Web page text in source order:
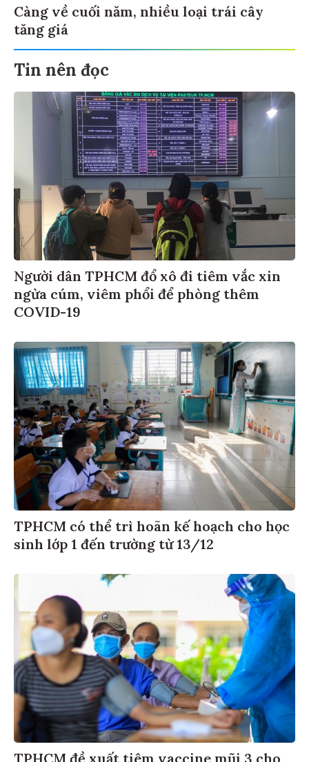
Càng về cuối năm, nhiều loại trái cây
tăng giá
Tin nên đọc
Người dân TPHCM đổ xô đi tiêm vắc xin
ngừa cúm, viêm phổi để phòng thêm
COVID-19
TPHCM có thể trì hoãn kế hoạch cho học
sinh lớp 1 đến trường từ 13/12
TPHCM đề xuất tiêm vaccine mũi 3 cho